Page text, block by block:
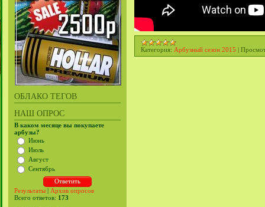
ОБЛАКО ТЕГОВ
НАШ ОПРОС
В каком месяце вы покупаете
арбузы?
Июнь
Июль
Август
Сентябрь
Результаты | Архив опросов
Всего ответов: 173
Категория: Арбузный сезон 2015 |